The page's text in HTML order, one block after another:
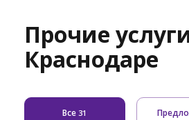
Прочие
Краснодаре
Все31